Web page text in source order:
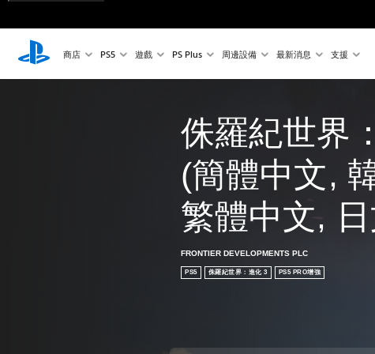
商店 PS5 遊戲 PS Plus 周邊設備 最新消息 支援
侏羅紀世界
(簡體中文,
繁體中文,
FRONTIER DEVELOPMENTS PLC
PS5 侏羅紀世界：進化 3 PS5 PRO增強